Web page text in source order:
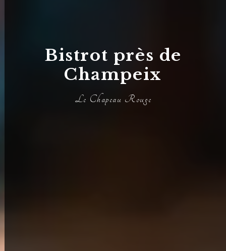
Bistrot près de
Champeix
Le Chapeau Rouge